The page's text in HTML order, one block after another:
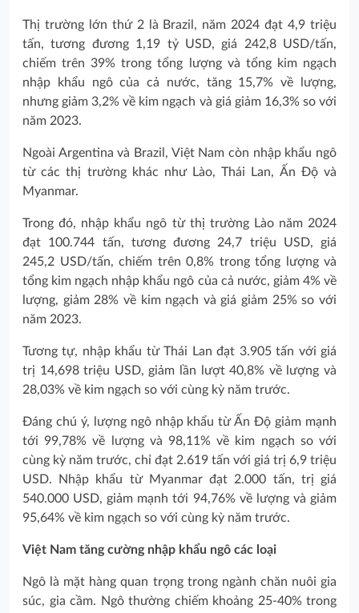
Thị trường lớn thứ 2 là Brazil, năm 2024 đạt 4,9 triệu
tấn, tương đương 1,19 tỷ USD, giá 242,8 USD/tấn,
chiếm trên 39% trong tổng lượng và tổng kim ngạch
nhập khẩu ngô của cả nước, tăng 15,7% về lượng,
nhưng giảm 3,2% về kim ngạch và giá giảm 16,3% so với
năm 2023.
Ngoài Argentina và Brazil, Việt Nam còn nhập khẩu ngô
từ các thị trường khác như Lào, Thái Lan, Ấn Độ và
Myanmar.
Trong đó, nhập khẩu ngô từ thị trường Lào năm 2024
đạt 100.744 tấn, tương đương 24,7 triệu USD, giá
245,2 USD/tấn, chiếm trên 0,8% trong tổng lượng và
tổng kim ngạch nhập khẩu ngô của cả nước, giảm 4% về
lượng, giảm 28% về kim ngạch và giá giảm 25% so với
năm 2023.
Tương tự, nhập khẩu từ Thái Lan đạt 3.905 tấn với giá
trị 14,698 triệu USD, giảm lần lượt 40,8% về lượng và
28,03% về kim ngạch so với cùng kỳ năm trước.
Đáng chú ý, lượng ngô nhập khẩu từ Ấn Độ giảm mạnh
tới 99,78% về lượng và 98,11% về kim ngạch so với
cùng kỳ năm trước, chỉ đạt 2.619 tấn với giá trị 6,9 triệu
USD. Nhập khẩu từ Myanmar đạt 2.000 tấn, trị giá
540.000 USD, giảm mạnh tới 94,76% về lượng và giảm
95,64% về kim ngạch so với cùng kỳ năm trước.
Việt Nam tăng cường nhập khẩu ngô các loại
Ngô là mặt hàng quan trọng trong ngành chăn nuôi gia
súc, gia cầm. Ngô thường chiếm khoảng 25-40% trong